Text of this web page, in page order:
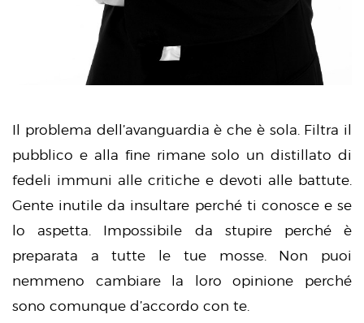
Il problema dell’avanguardia è che è sola. Filtra il
pubblico e alla fine rimane solo un distillato di
fedeli immuni alle critiche e devoti alle battute.
Gente inutile da insultare perché ti conosce e se
lo aspetta. Impossibile da stupire perché è
preparata a tutte le tue mosse. Non puoi
nemmeno cambiare la loro opinione perché
sono comunque d’accordo con te.